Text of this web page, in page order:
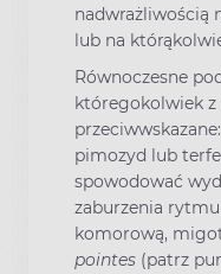
nadwrażliwością
lub na
Równoczesne
któregokolwiek z
pimozyd lub
spowodować
zaburzenia
komorową,
pointes (patrz